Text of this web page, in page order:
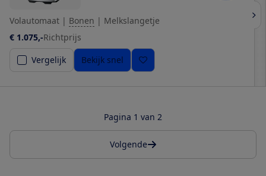
Volautomaat | Bonen | Melkslangetje
€ 1.075,-Richtprijs
Vergelijk
Bekijk snel
Pagina 1 van 2
Volgende